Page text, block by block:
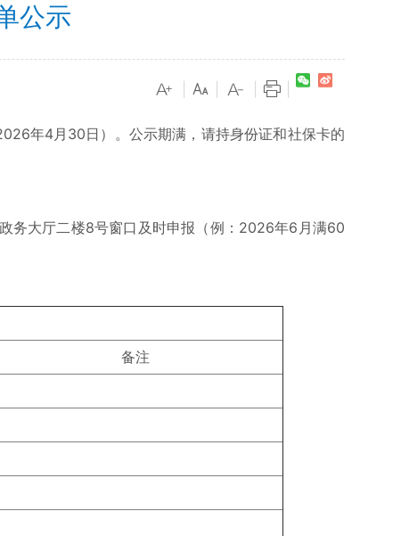
公示
年4月30日）。公示期满，请持身份证和社保卡的
大厅二楼8号窗口及时申报（例：2026年6月满60
备注